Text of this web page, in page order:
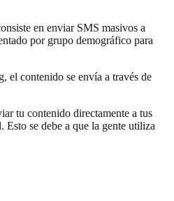
en enviar SMS masivos a
por grupo demográfico para
el contenido se envía a través de
tu contenido directamente a tus
se debe a que la gente utiliza